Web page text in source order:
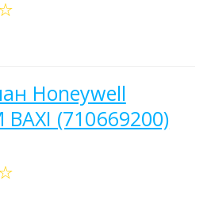
Honeywell
(710669200)